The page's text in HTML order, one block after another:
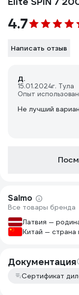
4.7
Написать отзыв
Д.
15.01.2024г. Тула
Опыт
Не лучший
Salmo
Все товары бренда
Латвия —
Китай — страна
Документация
Сертификат